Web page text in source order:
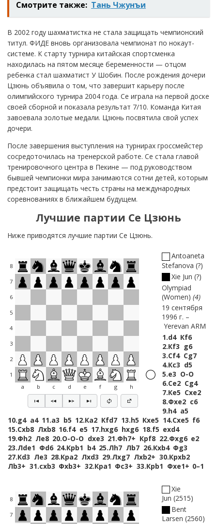
Смотрите также: Тань Чжунъи
В 2002 году шахматистка не стала защищать чемпионский
титул. ФИДЕ вновь организовала чемпионат по нокаут-
системе. К старту турнира китайская спортсменка
находилась на пятом месяце беременности — отцом
ребенка стал шахматист У Шобин. После рождения дочери
Цзюнь объявила о том, что завершит карьеру после
олимпийского турнира 2004 года. Се играла на первой доске
своей сборной и показала результат 7/10. Команда Китая
завоевала золотые медали. Цзюнь посвятила свой успех
дочери.
После завершения выступления на турнирах гроссмейстер
сосредоточилась на тренерской работе. Се стала главой
тренировочного центра в Пекине — под руководством
бывшей чемпионки мира занимаются сотни детей, которым
предстоит защищать честь страны на международных
соревнованиях в ближайшем будущем.
Лучшие партии Се Цзюнь
Ниже приводятся лучшие партии Се Цзюнь.
8
7
6
5
4
3
2
1
a
b c d e f g h
Antoaneta
Stefanova ?
Xie Jun ?
Olympiad
(Women) 4
19 сентября
1996 г.
Yerevan ARM
1.d4 Кf6
2.Кf3 g6
3.Сf4 Сg7
4.Кc3 d5
5.e3 O-O
6.Сe2 Сg4
7.Кe5 Сxe2
8.Фxe2 c6
9.h4 a5
10.g4 a4 11.a3 b5 12.Кa2 Кfd7 13.h5 Кxe5 14.Сxe5 f6
15.Сxb8 Лxb8 16.f4 e5 17.hxg6 hxg6 18.f5 exd4
19.Фh2 Лe8 20.O-O-O dxe3 21.Фh7+ Крf8 22.Фxg6 e2
23.Лde1 Фd6 24.Крb1 b4 25.Лh7 Лb7 26.Кxb4 Фg3
27.Кd3 Лe3 28.Крa2 Лxd3 29.Лxg7 Лxb2+ 30.Крxb2
Лb3+ 31.cxb3 Фxb3+ 32.Крa1 Фc3+ 33.Крb1 Фxe1+ 0–1
8
7
Xie
Jun 2515
Bent
Larsen 2560